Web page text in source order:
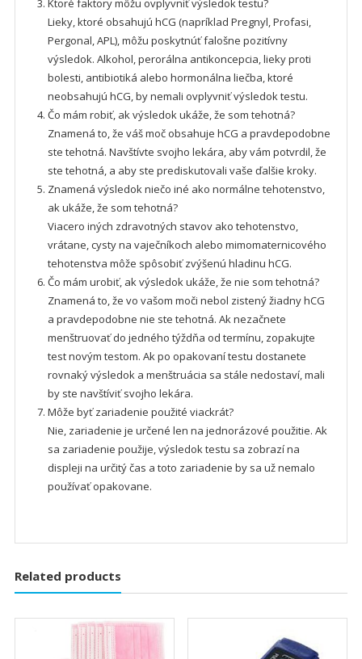
Ktoré faktory môžu ovplyvniť výsledok testu?
Lieky, ktoré obsahujú hCG (napríklad Pregnyl, Profasi,
Pergonal, APL), môžu poskytnúť falošne pozitívny
výsledok. Alkohol, perorálna antikoncepcia, lieky proti
bolesti, antibiotiká alebo hormonálna liečba, ktoré
neobsahujú hCG, by nemali ovplyvniť výsledok testu.
Čo mám robiť, ak výsledok ukáže, že som tehotná?
Znamená to, že váš moč obsahuje hCG a pravdepodobne
ste tehotná. Navštívte svojho lekára, aby vám potvrdil, že
ste tehotná, a aby ste prediskutovali vaše ďalšie kroky.
Znamená výsledok niečo iné ako normálne tehotenstvo,
ak ukáže, že som tehotná?
Viacero iných zdravotných stavov ako tehotenstvo,
vrátane, cysty na vaječníkoch alebo mimomaternicového
tehotenstva môže spôsobiť zvýšenú hladinu hCG.
Čo mám urobiť, ak výsledok ukáže, že nie som tehotná?
Znamená to, že vo vašom moči nebol zistený žiadny hCG
a pravdepodobne nie ste tehotná. Ak nezačnete
menštruovať do jedného týždňa od termínu, zopakujte
test novým testom. Ak po opakovaní testu dostanete
rovnaký výsledok a menštruácia sa stále nedostaví, mali
by ste navštíviť svojho lekára.
Môže byť zariadenie použité viackrát?
Nie, zariadenie je určené len na jednorázové použitie. Ak
sa zariadenie použije, výsledok testu sa zobrazí na
displeji na určitý čas a toto zariadenie by sa už nemalo
používať opakovane.
Related products